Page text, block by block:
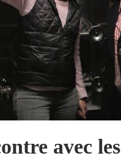
avec les